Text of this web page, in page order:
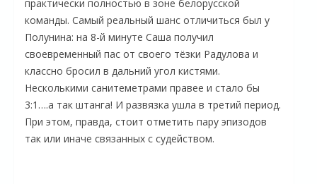
практически полностью в зоне белорусской
команды. Самый реальный шанс отличиться был у
Полунина: на 8-й минуте Саша получил
своевременный пас от своего тёзки Радулова и
классно бросил в дальний угол кистями.
Несколькими санитеметрами правее и стало бы
3:1….а так штанга! И развязка ушла в третий период.
При этом, правда, стоит отметить пару эпизодов
так или иначе связанных с судейством.